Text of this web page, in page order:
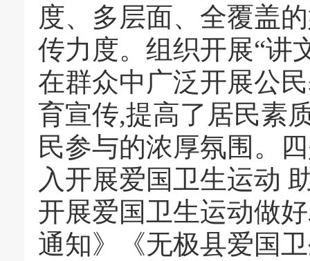
度、多层面、全覆盖
传力度。组织开展“讲
在群众中广泛开展公
育宣传,提高了居民素
民参与的浓厚氛围。
入开展爱国卫生运动
开展爱国卫生运动做
通知》《无极县爱国